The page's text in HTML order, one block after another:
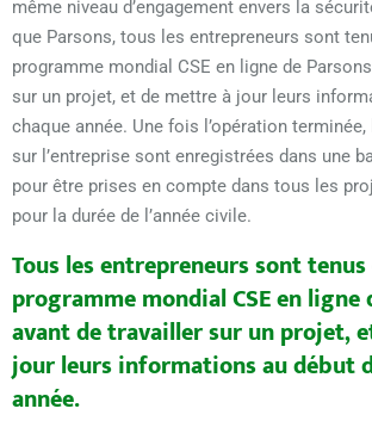
même niveau d’engagement envers la
que Parsons, tous les entrepreneurs sont
programme mondial CSE en ligne de
sur un projet, et de mettre à jour leurs
chaque année. Une fois l’opération
sur l’entreprise sont enregistrées dans une
pour être prises en compte dans tous les
pour la durée de l’année civile.
Tous les entrepreneurs sont
programme mondial CSE en ligne
avant de travailler sur un projet,
jour leurs informations au début
année.